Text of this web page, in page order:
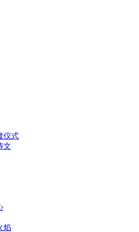
仪式
文
焰